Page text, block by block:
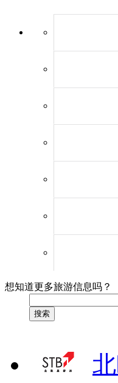
想知道更多旅游信息吗？
搜索